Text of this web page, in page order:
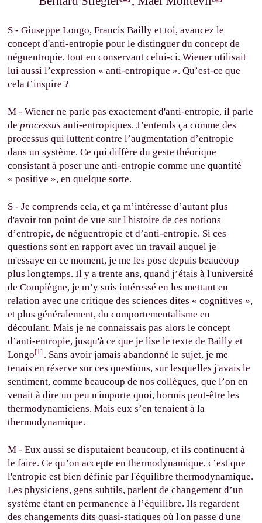
S - Giuseppe Longo, Francis Bailly et toi, avancez le
concept d'anti-entropie pour le distinguer du concept de
néguentropie, tout en conservant celui-ci. Wiener utilisait
lui aussi l’expression « anti-entropique ». Qu’est-ce que
cela t’inspire ?
M - Wiener ne parle pas exactement d'anti-entropie, il parle
deprocessus anti-entropiques. J’entends ça comme des
processus qui luttent contre l’augmentation d’entropie
dans un système. Ce qui diffère du geste théorique
consistant à poser une anti-entropie comme une quantité
« positive », en quelque sorte.
S - Je comprends cela, et ça m’intéresse d’autant plus
d'avoir ton point de vue sur l'histoire de ces notions
d’entropie, de néguentropie et d’anti-entropie. Si ces
questions sont en rapport avec un travail auquel je
m'essaye en ce moment, je me les pose depuis beaucoup
plus longtemps. Il y a trente ans, quand j’étais à l'université
de Compiègne, je m’y suis intéressé en les mettant en
relation avec une critique des sciences dites « cognitives »,
et plus généralement, du comportementalisme en
découlant. Mais je ne connaissais pas alors le concept
d’anti-entropie, jusqu'à ce que je lise le texte de Bailly et
Longo[1] . Sans avoir jamais abandonné le sujet, je me
tenais en réserve sur ces questions, sur lesquelles j'avais le
sentiment, comme beaucoup de nos collègues, que l’on en
venait à dire un peu n'importe quoi, hormis peut-être les
thermodynamiciens. Mais eux s’en tenaient à la
thermodynamique.
M - Eux aussi se disputaient beaucoup, et ils continuent à
le faire. Ce qu’on accepte en thermodynamique, c’est que
l'entropie est bien définie par l'équilibre thermodynamique.
Les physiciens, gens subtils, parlent de changement d’un
système étant en permanence à l’équilibre. Ils regardent
des changements dits quasi-statiques où l'on passe d'une